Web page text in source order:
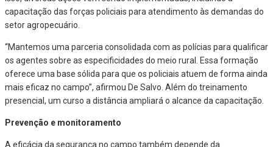
capacitação das forças policiais para atendimento às demandas do
setor agropecuário.
“Mantemos uma parceria consolidada com as polícias para qualificar
os agentes sobre as especificidades do meio rural. Essa formação
oferece uma base sólida para que os policiais atuem de forma ainda
mais eficaz no campo”, afirmou De Salvo. Além do treinamento
presencial, um curso a distância ampliará o alcance da capacitação.
Prevenção e monitoramento
A eficácia da segurança no campo também depende da